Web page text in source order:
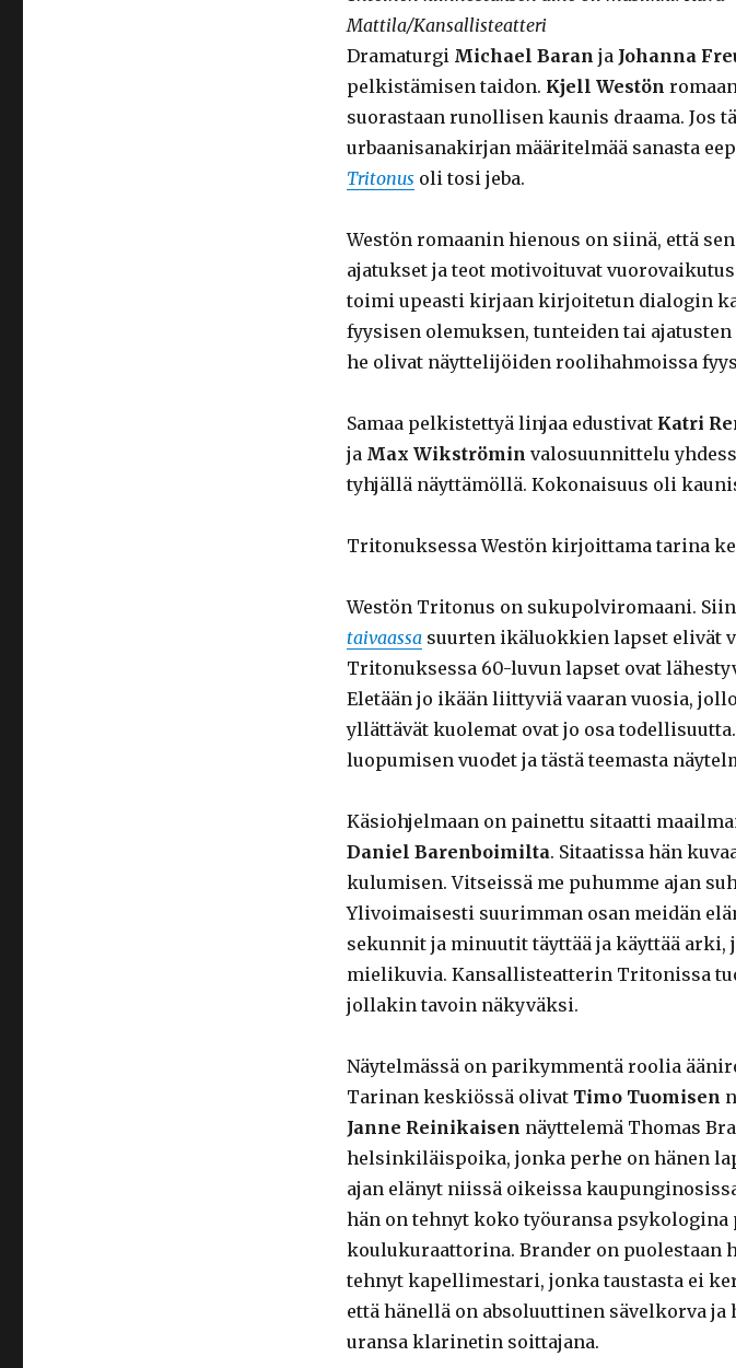
Mattila/Kansallisteatteri
Dramaturgi Michael Baran ja Johanna
pelkistämisen taidon. Kjell Westön
suorastaan runollisen kaunis draama. Jos
urbaanisanakirjan määritelmää sanasta
Tritonus oli tosi jeba.
Westön romaanin hienous on siinä, että
ajatukset ja teot motivoituvat
toimi upeasti kirjaan kirjoitetun dialogin
fyysisen olemuksen, tunteiden tai
he olivat näyttelijöiden roolihahmoissa
Samaa pelkistettyä linjaa edustivat Katri
ja Max Wikströmin valosuunnittelu
tyhjällä näyttämöllä. Kokonaisuus oli
Tritonuksessa Westön kirjoittama tarina
Westön Tritonus on sukupolviromaani.
taivaassasuurten ikäluokkien lapset elivät
Tritonuksessa 60-luvun lapset ovat
Eletään jo ikään liittyviä vaaran vuosia,
yllättävät kuolemat ovat jo osa
luopumisen vuodet ja tästä teemasta
Käsiohjelmaan on painettu sitaatti
Daniel Barenboimilta. Sitaatissa hän
kulumisen. Vitseissä me puhumme ajan
Ylivoimaisesti suurimman osan meidän
sekunnit ja minuutit täyttää ja käyttää arki,
mielikuvia. Kansallisteatterin Tritonissa
jollakin tavoin näkyväksi.
Näytelmässä on parikymmentä roolia
Tarinan keskiössä olivat Timo Tuomisen
Janne Reinikaisen näyttelemä Thomas
helsinkiläispoika, jonka perhe on hänen
ajan elänyt niissä oikeissa
hän on tehnyt koko työuransa
koulukuraattorina. Brander on puolestaan
tehnyt kapellimestari, jonka taustasta ei
että hänellä on absoluuttinen sävelkorva
uransa klarinetin soittajana.